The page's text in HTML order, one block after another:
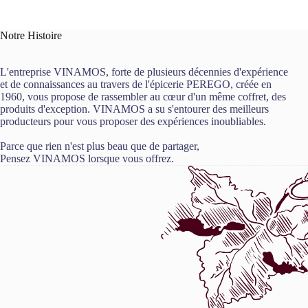
Notre Histoire
L'entreprise VINAMOS, forte de plusieurs décennies d'expérience
et de connaissances au travers de l'épicerie PEREGO, créée en
1960, vous propose de rassembler au cœur d'un même coffret, des
produits d'exception. VINAMOS a su s'entourer des meilleurs
producteurs pour vous proposer des expériences inoubliables.
Parce que rien n'est plus beau que de partager,
Pensez VINAMOS lorsque vous offrez.